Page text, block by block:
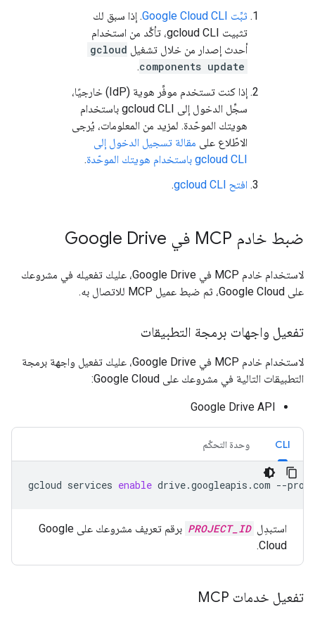
ثبِّت Google Cloud CLI
. إذا سبق لك
تثبيت gcloud CLI، تأكَّد من استخدام
أحدث إصدار من خلال تشغيل gcloud
components update
.
إذا كنت تستخدم موفِّر هوية (IdP) خارجيًا،
سجِّل الدخول إلى gcloud CLI باستخدام
هويتك الموحّدة. لمزيد من المعلومات، يُرجى
الاطّلاع على مقالة تسجيل الدخول إلى
gcloud CLI باستخدام هويتك الموحّدة
.
افتح gcloud CLI
.
ضبط خادم MCP في Google Drive
لاستخدام خادم MCP في Google Drive، عليك تفعيله في مشروعك
على Google Cloud، ثم ضبط عميل MCP للاتصال به.
تفعيل واجهات برمجة التطبيقات
لاستخدام خادم MCP في Google Drive، عليك تفعيل واجهة برمجة
التطبيقات التالية في مشروعك على Google Cloud:
Google Drive API
CLI وحدة التحكّم
gcloud services enable drive.googleapis.com --
استبدِل PROJECT_ID
برقم تعريف مشروعك على Google
Cloud.
تفعيل خدمات MCP